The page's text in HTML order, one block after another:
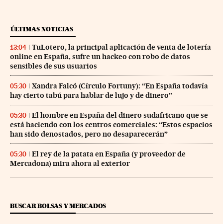
ÚLTIMAS NOTICIAS
13:04
TuLotero, la principal aplicación de venta de lotería
online en España, sufre un hackeo con robo de datos
sensibles de sus usuarios
05:30
Xandra Falcó (Círculo Fortuny): “En España todavía
hay cierto tabú para hablar de lujo y de dinero”
05:30
El hombre en España del dinero sudafricano que se
está haciendo con los centros comerciales: “Estos espacios
han sido denostados, pero no desaparecerán”
05:30
El rey de la patata en España (y proveedor de
Mercadona) mira ahora al exterior
BUSCAR BOLSAS Y MERCADOS